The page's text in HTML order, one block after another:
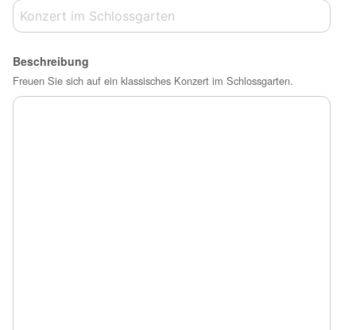
Beschreibung
Freuen Sie sich auf ein klassisches Konzert im Schlossgarten.